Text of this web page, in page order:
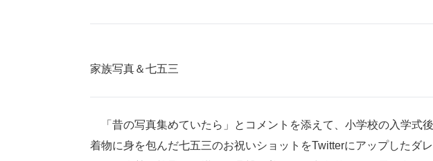
家族写真＆七五三
「昔の写真集めていたら」とコメントを添えて、小学校の入学式
着物に身を包んだ七五三のお祝いショットをTwitterにアップしたダ